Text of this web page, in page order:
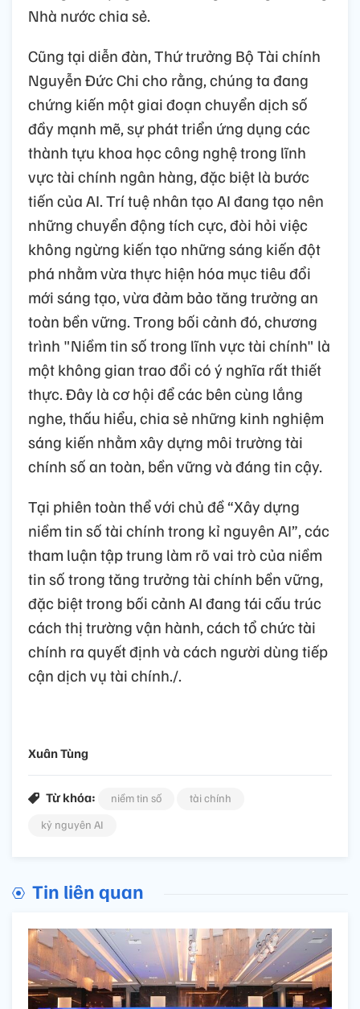
Nhà nước chia sẻ.
Cũng tại diễn đàn, Thứ trưởng Bộ Tài chính
Nguyễn Đức Chi cho rằng, chúng ta đang
chứng kiến một giai đoạn chuyển dịch số
đầy mạnh mẽ, sự phát triển ứng dụng các
thành tựu khoa học công nghệ trong lĩnh
vực tài chính ngân hàng, đặc biệt là bước
tiến của AI. Trí tuệ nhân tạo AI đang tạo nên
những chuyển động tích cực, đòi hỏi việc
không ngừng kiến tạo những sáng kiến đột
phá nhằm vừa thực hiện hóa mục tiêu đổi
mới sáng tạo, vừa đảm bảo tăng trưởng an
toàn bền vững. Trong bối cảnh đó, chương
trình "Niềm tin số trong lĩnh vực tài chính" là
một không gian trao đổi có ý nghĩa rất thiết
thực. Đây là cơ hội để các bên cùng lắng
nghe, thấu hiểu, chia sẻ những kinh nghiệm
sáng kiến nhằm xây dựng môi trường tài
chính số an toàn, bền vững và đáng tin cậy.
Tại phiên toàn thể với chủ đề “Xây dựng
niềm tin số tài chính trong kỉ nguyên AI”, các
tham luận tập trung làm rõ vai trò của niềm
tin số trong tăng trưởng tài chính bền vững,
đặc biệt trong bối cảnh AI đang tái cấu trúc
cách thị trường vận hành, cách tổ chức tài
chính ra quyết định và cách người dùng tiếp
cận dịch vụ tài chính./.
Xuân Tùng
Từ khóa: niềm tin số
tài chính
kỷ nguyên AI
Tin liên quan